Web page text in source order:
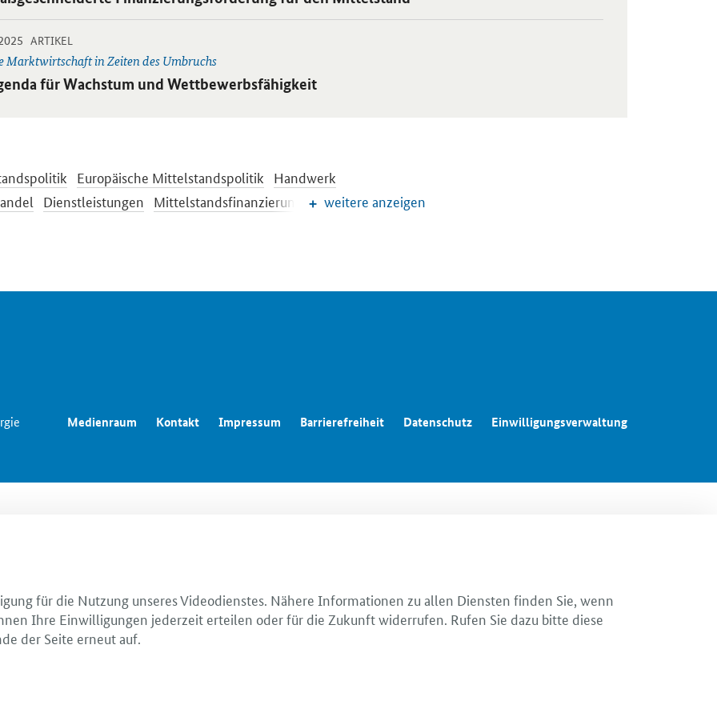
-
ARTIKEL
Marktwirtschaft in Zeiten des Umbruchs
für Wachstum und Wettbewerbsfähigkeit
Einzelsicht
Europäische Mittelstandspolitik Handwerk
Dienstleistungen Mittelstandsfinanzierung
Existenzgründung
weitere anzeigen
Medienraum Kontakt Impressum Barrierefreiheit Datenschutz Einwilligungsverwaltung
für die Nutzung unseres Videodienstes. Nähere Informationen zu allen Diensten finden Sie, wenn
Ihre Einwilligungen jederzeit erteilen oder für die Zukunft widerrufen. Rufen Sie dazu bitte diese
der Seite erneut auf.